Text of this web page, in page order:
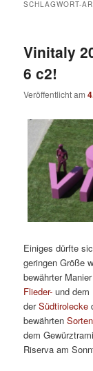
SCHLAGWORT-
Vinitaly
6 c2!
Veröffentlicht am
Einiges dürfte
geringen Größe
bewährter
Flieder- und dem
derSüdtirolecke
bewährten
dem
Riserva am